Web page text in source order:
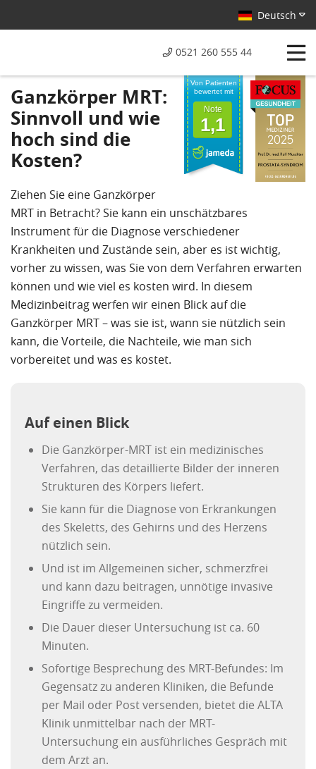
Deutsch
0521 260 555 44
Von Patienten
bewertet mit
Note
1,1
Ganzkörper MRT:
Sinnvoll und wie
hoch sind die
Kosten?
Ziehen Sie eine Ganzkörper
MRT in Betracht? Sie kann ein unschätzbares
Instrument für die Diagnose verschiedener
Krankheiten und Zustände sein, aber es ist wichtig,
vorher zu wissen, was Sie von dem Verfahren erwarten
können und wie viel es kosten wird. In diesem
Medizinbeitrag werfen wir einen Blick auf die
Ganzkörper MRT – was sie ist, wann sie nützlich sein
kann, die Vorteile, die Nachteile, wie man sich
vorbereitet und was es kostet.
Auf einen Blick
Die Ganzkörper-MRT ist ein medizinisches
Verfahren, das detaillierte Bilder der inneren
Strukturen des Körpers liefert.
Sie kann für die Diagnose von Erkrankungen
des Skeletts, des Gehirns und des Herzens
nützlich sein.
Und ist im Allgemeinen sicher, schmerzfrei
und kann dazu beitragen, unnötige invasive
Eingriffe zu vermeiden.
Die Dauer dieser Untersuchung ist ca. 60
Minuten.
Sofortige Besprechung des MRT-Befundes: Im
Gegensatz zu anderen Kliniken, die Befunde
per Mail oder Post versenden, bietet die ALTA
Klinik unmittelbar nach der MRT-
Untersuchung ein ausführliches Gespräch mit
dem Arzt an.